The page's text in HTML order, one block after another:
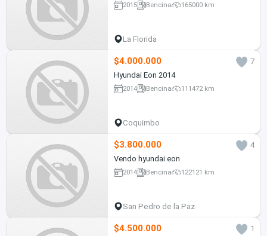
2015 Bencina 165000 km
La Florida
$4.000.000
7
Hyundai Eon 2014
2014 Bencina 111472 km
Coquimbo
$3.800.000
4
Vendo hyundai eon
2014 Bencina 122121 km
San Pedro de la Paz
$4.500.000
1